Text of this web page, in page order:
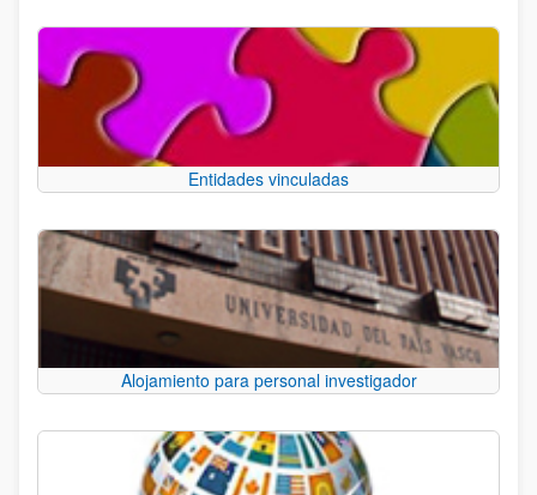
Entidades vinculadas
Alojamiento para personal investigador